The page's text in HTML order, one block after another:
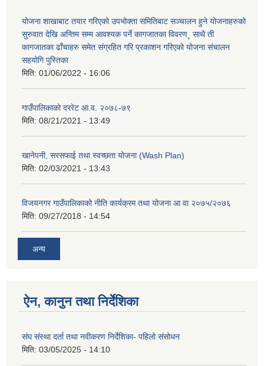
योजना शाखाबाट तयार गरिएको उपभोक्ता समितिबाट सञ्चालन हुने योजनाहरुको
सुरुवात देखि अन्तिम सम्म आवश्यक पर्ने कागजातका विवरण¸ साथै ती
कागजातका ढाँचाहरु समेत संग्रहित गरि प्रकाशन गरिएको योजना संचालन
सहयोगि पुस्तिका
मिति: 01/06/2022 - 16:06
गाउँपालिकाको दररेट आ.व. २०७८-७९
मिति: 08/21/2021 - 13:49
खानेपनी, सरसफाई तथा स्वच्छता योजना (Wash Plan)
मिति: 02/03/2021 - 13:43
विजयनगर गाउँपालिकाको नीति कार्यक्रम तथा योजना आ वा २०७५/२०७६
मिति: 09/27/2018 - 14:54
अन्य
ऐन, कानुन तथा निर्देशिका
संघ संस्था दर्ता तथा नवीकरण निर्देशिका- पहिलो संसोधन
मिति: 03/05/2025 - 14:10